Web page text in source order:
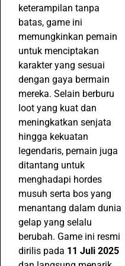
keterampilan tanpa
batas, game ini
memungkinkan pemain
untuk menciptakan
karakter yang sesuai
dengan gaya bermain
mereka. Selain berburu
loot yang kuat dan
meningkatkan senjata
hingga kekuatan
legendaris, pemain juga
ditantang untuk
menghadapi hordes
musuh serta bos yang
menantang dalam dunia
gelap yang selalu
berubah. Game ini resmi
dirilis pada 11 Juli 2025